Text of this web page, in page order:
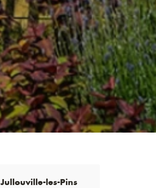
Jullouville-les-Pins